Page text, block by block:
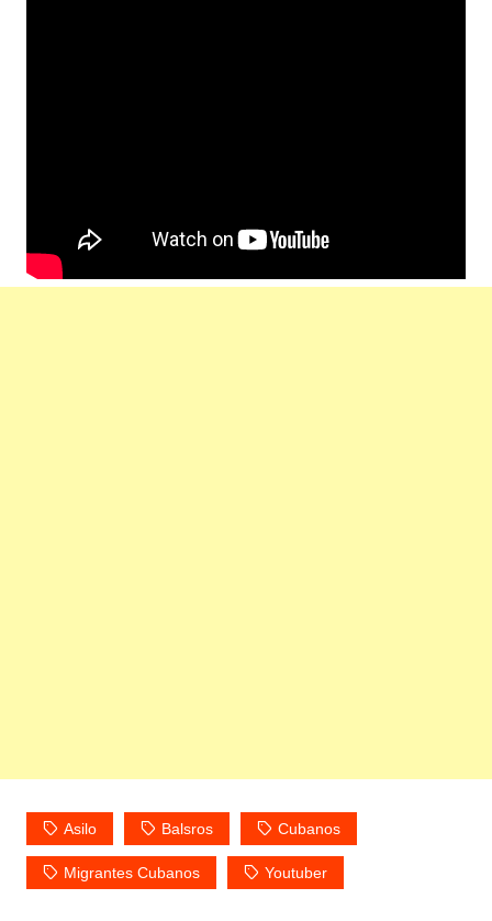
Asilo Balsros Cubanos
Migrantes Cubanos Youtuber